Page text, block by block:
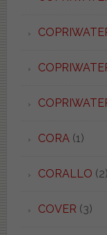
CORA (1)
CORALLO (2)
COVER (3)